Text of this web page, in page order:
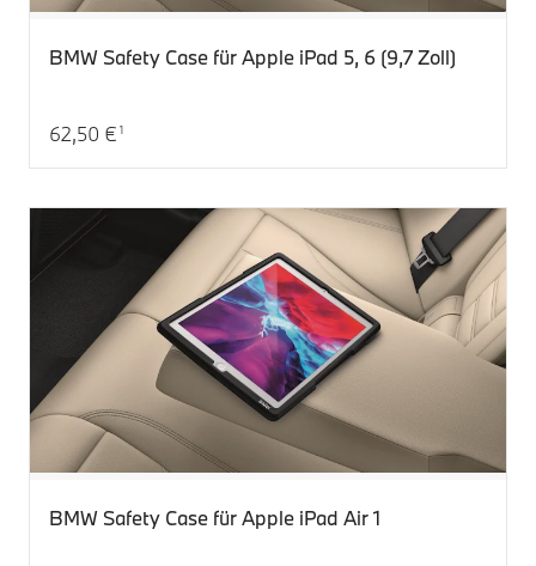
BMW Safety Case für Apple iPad 5, 6 (9,7 Zoll)
Aktueller Preis: 62,50 €
62,50 € 1
BMW Safety Case für Apple iPad Air 1